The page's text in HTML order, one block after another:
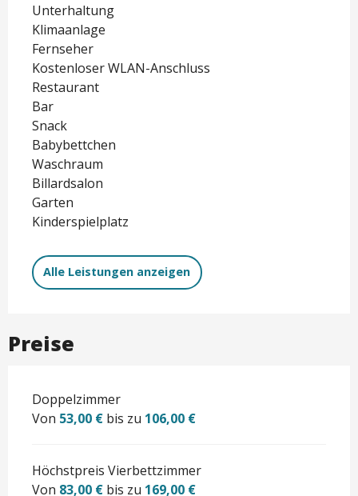
Unterhaltung
Klimaanlage
Fernseher
Kostenloser WLAN-Anschluss
Restaurant
Bar
Snack
Babybettchen
Waschraum
Billardsalon
Garten
Kinderspielplatz
Alle Leistungen anzeigen
Preise
Doppelzimmer
Von 53,00 € bis zu 106,00 €
Höchstpreis Vierbettzimmer
Von 83,00 € bis zu 169,00 €